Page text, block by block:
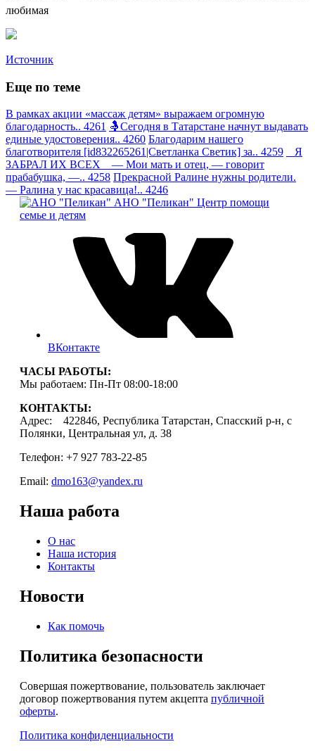
любимая
Источник
Еще по теме
В рамках акции «массаж детям» выражаем огромную
благодарность.. 4261 🤱Сегодня в Татарстане начнут выдавать
единые удостоверения.. 4260 Благодарим нашего
благотворителя [id832265261|Светланка Светик] за.. 4259
Я
ЗАБРАЛ ИХ ВСЕХ — Мои мать и отец, — говорит
прабабушка, —.. 4258 Прекрасной Ралине нужны родители.
— Ралина у нас красавица!.. 4246
АНО "Пеликан" Центр помощи
семье и детям
ВКонтакте
ЧАСЫ РАБОТЫ:
Мы работаем: Пн-Пт 08:00-18:00
КОНТАКТЫ:
Адрес: 422846, Республика Татарстан, Спасский р-н, с
Полянки, Центральная ул, д. 38
Телефон: +7 927 783-22-85
Email: dmo163@yandex.ru
Наша работа
О нас
Наша история
Контакты
Новости
Как помочь
Политика безопасности
Совершая пожертвование, пользователь заключает
договор пожертвования путем акцепта публичной
оферты.
Политика конфиденциальности